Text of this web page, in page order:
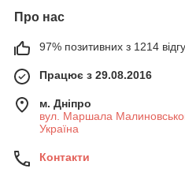
Про нас
97% позитивних з 1214
Працює з 29.08.2016
м. Дніпро
вул. Маршала
Україна
Контакти